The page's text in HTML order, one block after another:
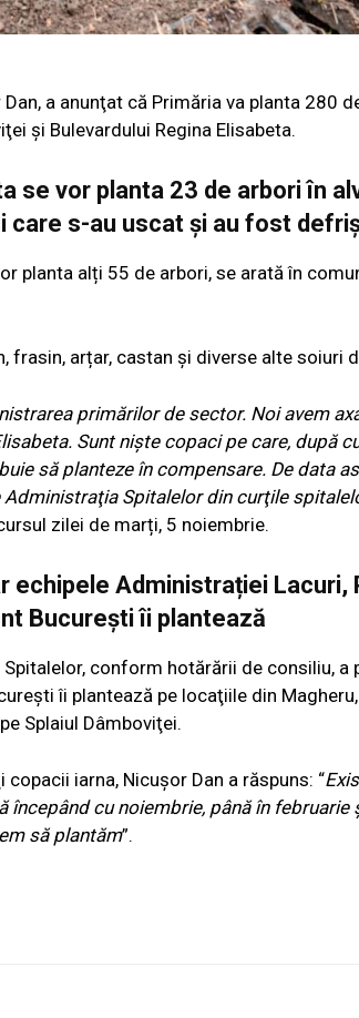
a anunţat că Primăria va planta 280
și Bulevardului Regina Elisabeta.
se vor planta 23 de arbori în
care s-au uscat și au fost
planta alți 55 de arbori, se arată în
frasin, arțar, castan și diverse alte soiuri
primărilor de sector. Noi avem
Sunt nişte copaci pe care, după
să planteze în compensare. De data
Spitalelor din curţile
zilei de marți, 5 noiembrie.
echipele Administrației Lacuri,
București îi plantează
conform hotărării de consiliu, a
îi plantează pe locaţiile din
Splaiul Dâmboviţei.
iarna, Nicuşor Dan a răspuns: “
începând cu noiembrie, până în februarie
să plantăm”.